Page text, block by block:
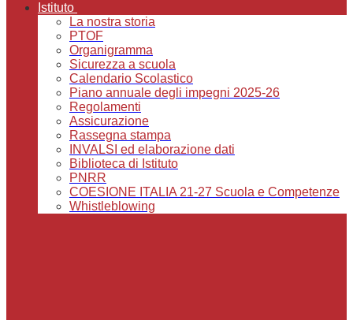
Istituto
La nostra storia
PTOF
Organigramma
Sicurezza a scuola
Calendario Scolastico
Piano annuale degli impegni 2025-26
Regolamenti
Assicurazione
Rassegna stampa
INVALSI ed elaborazione dati
Biblioteca di Istituto
PNRR
COESIONE ITALIA 21-27 Scuola e Competenze
Whistleblowing